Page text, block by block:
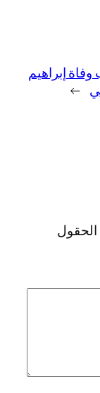
إبراهيم
→
الحقول